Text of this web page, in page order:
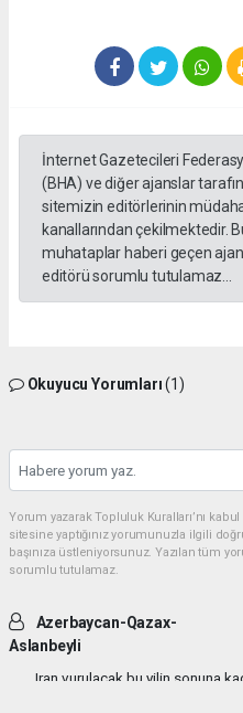
İnternet Gazetecileri
(BHA) ve diğer ajanslar
sitemizin editörlerinin
kanallarından çekilmektedir.
muhataplar haberi geçen
editörü sorumlu tutulamaz...
Okuyucu Yorumları(1)
Yorum yazarak Topluluk Kuralları’nı
sitesine yaptığınız yorumunuzla ilgili
başınıza üstleniyorsunuz. Yazılan tüm
sorumlu tutulamaz.
Azerbaycan-Qazax-
Aslanbeyli
Iran vurulacak bu yilin sonuna